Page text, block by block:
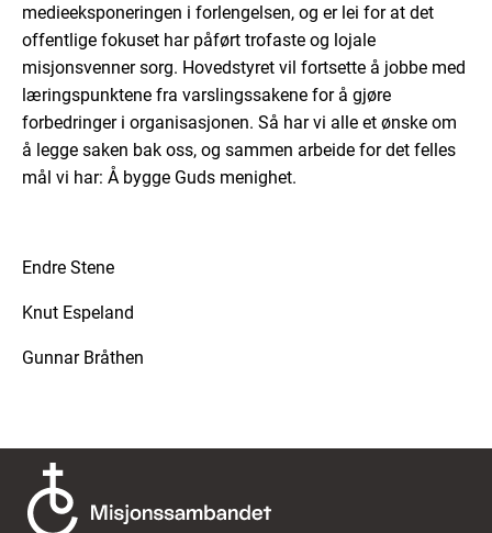
medieeksponeringen i forlengelsen, og er lei for at det
offentlige fokuset har påført trofaste og lojale
misjonsvenner sorg. Hovedstyret vil fortsette å jobbe med
læringspunktene fra varslingssakene for å gjøre
forbedringer i organisasjonen. Så har vi alle et ønske om
å legge saken bak oss, og sammen arbeide for det felles
mål vi har: Å bygge Guds menighet.
Endre Stene
Knut Espeland
Gunnar Bråthen